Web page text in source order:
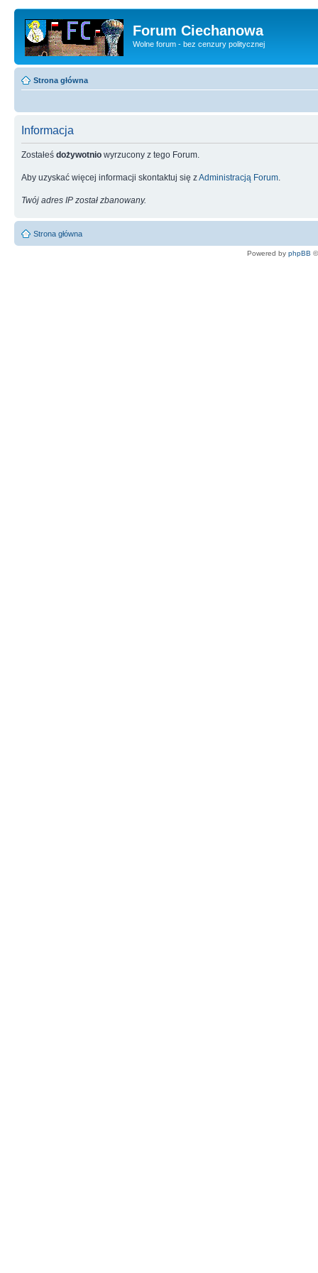
Forum Ciechanowa
Wolne forum - bez cenzury politycznej
Strona główna
Informacja
Zostałeś dożywotnio wyrzucony z tego Forum.
Aby uzyskać więcej informacji skontaktuj się zAdministracją Forum
Twój adres IP został zbanowany.
Strona główna
Powered by phpBB